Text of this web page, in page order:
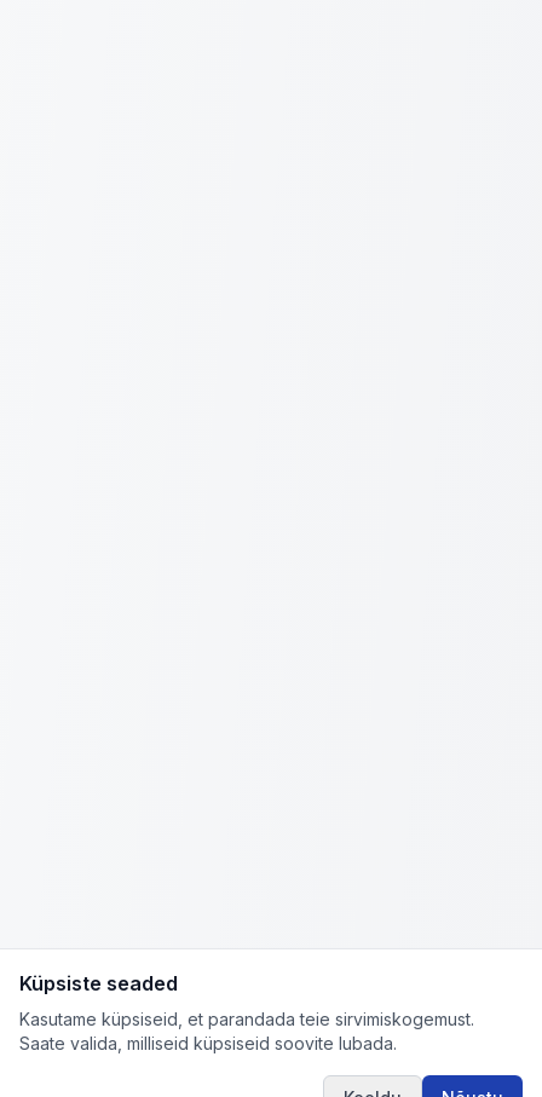
Küpsiste seaded
Kasutame küpsiseid, et parandada teie sirvimiskogemust.
Saate valida, milliseid küpsiseid soovite lubada.